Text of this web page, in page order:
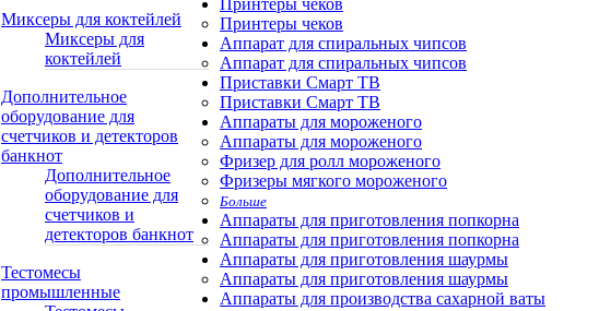
Миксеры для коктейлей
Миксеры для
коктейлей
Дополнительное
оборудование для
счетчиков и детекторов
банкнот
Дополнительное
оборудование для
счетчиков и
детекторов банкнот
Тестомесы
промышленные
Принтеры чеков
Принтеры чеков
Аппарат для спиральных чипсов
Аппарат для спиральных чипсов
Приставки Смарт ТВ
Приставки Смарт ТВ
Аппараты для мороженого
Аппараты для мороженого
Фризер для ролл мороженого
Фризеры мягкого мороженого
Больше
Аппараты для приготовления попкорна
Аппараты для приготовления попкорна
Аппараты для приготовления шаурмы
Аппараты для приготовления шаурмы
Аппараты для производства сахарной ваты